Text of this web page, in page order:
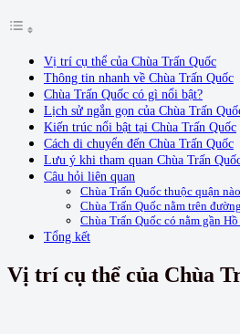
Vị trí cụ thể của Chùa Trấn Quốc
Thông tin nhanh về Chùa Trấn Quốc
Chùa Trấn Quốc có gì nổi bật?
Lịch sử ngắn gọn của Chùa Trấn
Kiến trúc nổi bật tại Chùa Trấn Quốc
Cách di chuyển đến Chùa Trấn Quốc
Lưu ý khi tham quan Chùa Trấn
Câu hỏi liên quan
Chùa Trấn Quốc thuộc quận
Chùa Trấn Quốc nằm trên
Chùa Trấn Quốc có nằm gần
Tổng kết
Vị trí cụ thể của Chùa